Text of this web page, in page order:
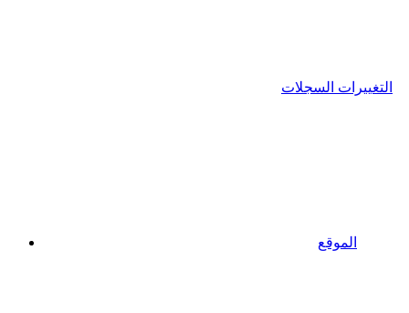
التغييرات السجلات
الموقع